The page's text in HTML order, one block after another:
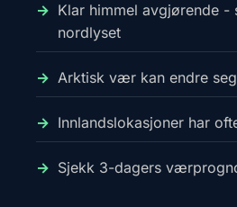
Klar himmel avgjørende -
nordlyset
Arktisk vær kan endre
Innlandslokasjoner har
Sjekk 3-dagers